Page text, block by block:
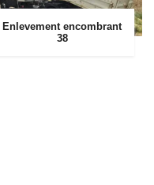
Enlevement encombrant
38